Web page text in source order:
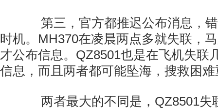
第三，官方都推迟公布消息，错
时机。MH370在凌晨两点多就失联，
才公布信息。QZ8501也是在飞机失联
信息，而且两者都可能坠海，搜救困
两者最大的不同是，QZ8501失